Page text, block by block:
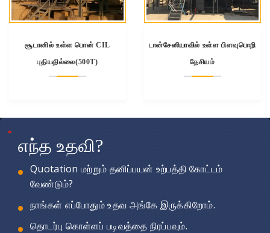
சூடானில் உள்ள பொன் CIL
புதியதில்லை(500T)
டான்சேனியாவில் உள்ள பிளவுபொறி
தேசியம்
எந்த உதவி?
Quotation மற்றும் தனிப்பயன் உற்பத்தி கோட்டம்
வேண்டும்?
நாங்கள் எப்போதும் உதவ அங்கே இருக்கிறோம்.
தொடர்பு கொள்ளப் படிவத்தை நிரப்பவும்.
*
*
*